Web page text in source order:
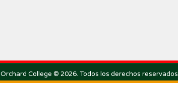
Orchard College © 2026. Todos los derechos reservados